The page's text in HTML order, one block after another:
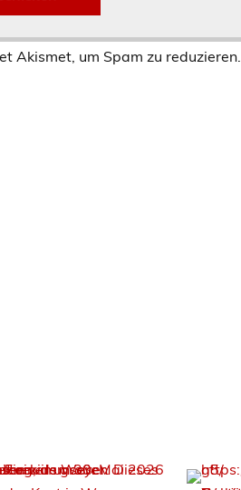
Akismet, um Spam zu reduzieren.